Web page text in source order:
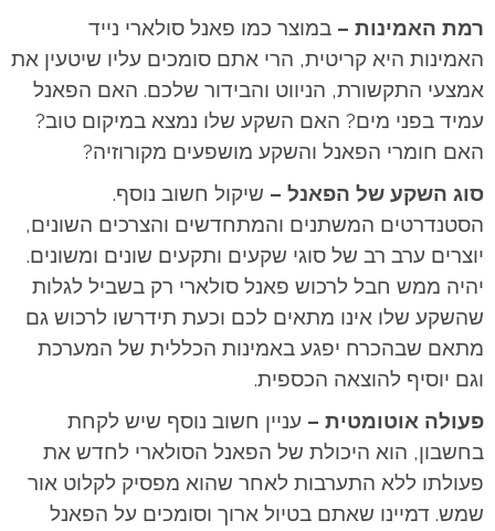
רמת האמינות – במוצר כמו פאנל סולארי נייד
האמינות היא קריטית, הרי אתם סומכים עליו שיטעין את
אמצעי התקשורת, הניווט והבידור שלכם. האם הפאנל
עמיד בפני מים? האם השקע שלו נמצא במיקום טוב?
האם חומרי הפאנל והשקע מושפעים מקורוזיה?
סוג השקע של הפאנל – שיקול חשוב נוסף.
הסטנדרטים המשתנים והמתחדשים והצרכים השונים,
יוצרים ערב רב של סוגי שקעים ותקעים שונים ומשונים.
יהיה ממש חבל לרכוש פאנל סולארי רק בשביל לגלות
שהשקע שלו אינו מתאים לכם וכעת תידרשו לרכוש גם
מתאם שבהכרח יפגע באמינות הכללית של המערכת
וגם יוסיף להוצאה הכספית.
פעולה אוטומטית – עניין חשוב נוסף שיש לקחת
בחשבון, הוא היכולת של הפאנל הסולארי לחדש את
פעולתו ללא התערבות לאחר שהוא מפסיק לקלוט אור
שמש. דמיינו שאתם בטיול ארוך וסומכים על הפאנל